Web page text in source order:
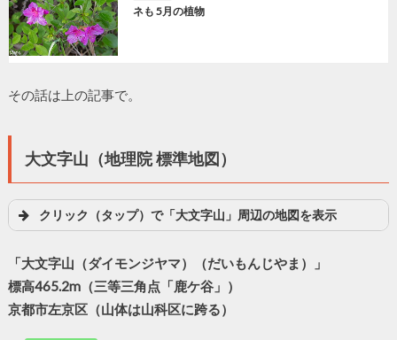
ネも 5月の植物
その話は上の記事で。
大文字山（地理院 標準地図）
クリック（タップ）で「大文字山」周辺の地図を表示
「大文字山（ダイモンジヤマ）（だいもんじやま）」
標高465.2m（三等三角点「鹿ケ谷」）
京都市左京区（山体は山科区に跨る）